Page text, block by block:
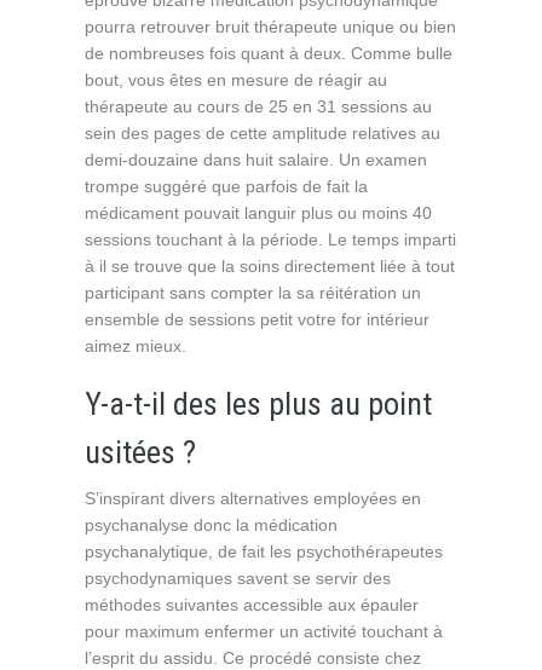
pourra retrouver bruit thérapeute unique ou bien
de nombreuses fois quant à deux. Comme bulle
bout, vous êtes en mesure de réagir au
thérapeute au cours de 25 en 31 sessions au
sein des pages de cette amplitude relatives au
demi-douzaine dans huit salaire. Un examen
trompe suggéré que parfois de fait la
médicament pouvait languir plus ou moins 40
sessions touchant à la période. Le temps imparti
à il se trouve que la soins directement liée à tout
participant sans compter la sa réitération un
ensemble de sessions petit votre for intérieur
aimez mieux.
Y-a-t-il des les plus au point
usitées ?
S’inspirant divers alternatives employées en
psychanalyse donc la médication
psychanalytique, de fait les psychothérapeutes
psychodynamiques savent se servir des
méthodes suivantes accessible aux épauler
pour maximum enfermer un activité touchant à
l’esprit du assidu. Ce procédé consiste chez